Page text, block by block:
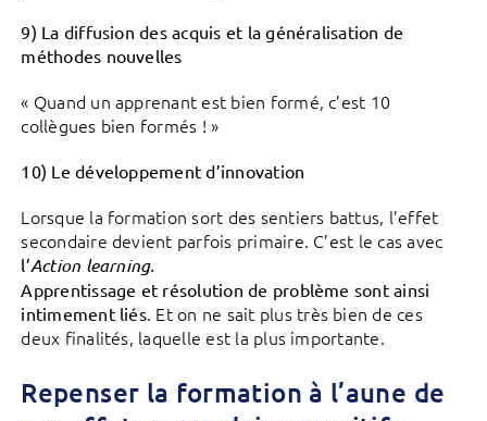
9) La diffusion des acquis et la généralisation de
méthodes nouvelles
« Quand un apprenant est bien formé, c’est 10
collègues bien formés ! »
10) Le développement d’innovation
Lorsque la formation sort des sentiers battus, l’effet
secondaire devient parfois primaire. C’est le cas avec
l’Action learning.
Apprentissage et résolution de problème sont ainsi
intimement liés. Et on ne sait plus très bien de ces
deux finalités, laquelle est la plus importante.
Repenser la formation à l’aune de